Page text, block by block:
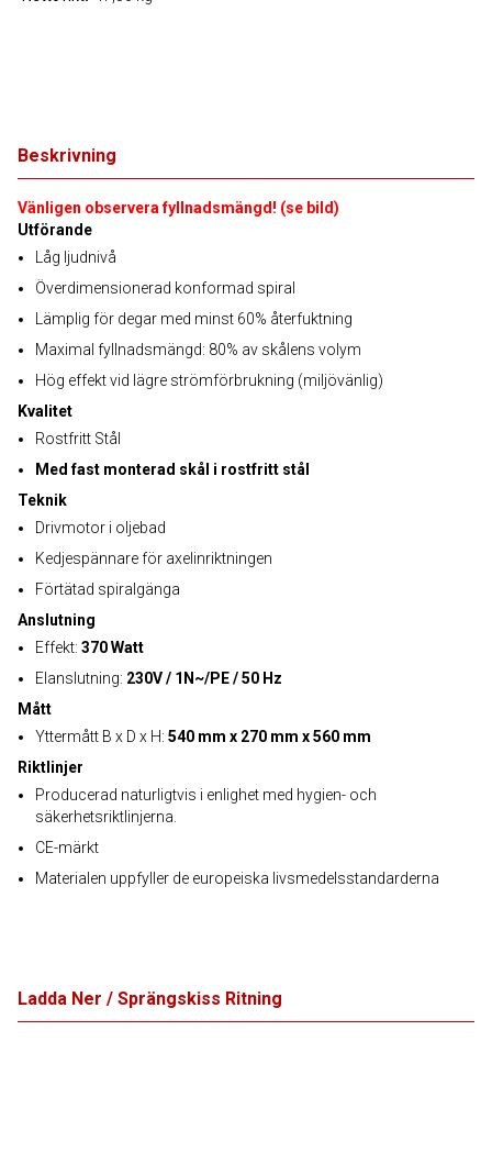
Beskrivning
Vänligen observera fyllnadsmängd! (se bild)
Utförande
Låg ljudnivå
Överdimensionerad konformad spiral
Lämplig för degar med minst 60% återfuktning
Maximal fyllnadsmängd: 80% av skålens volym
Hög effekt vid lägre strömförbrukning (miljövänlig)
Kvalitet
Rostfritt Stål
Med fast monterad skål i rostfritt stål
Teknik
Drivmotor i oljebad
Kedjespännare för axelinriktningen
Förtätad spiralgänga
Anslutning
Effekt: 370 Watt
Elanslutning: 230V / 1N~/PE / 50 Hz
Mått
Yttermått B x D x H: 540 mm x 270 mm x 560 mm
Riktlinjer
Producerad naturligtvis i enlighet med hygien- och
säkerhetsriktlinjerna.
CE-märkt
Materialen uppfyller de europeiska livsmedelsstandarderna
Ladda Ner / Sprängskiss Ritning